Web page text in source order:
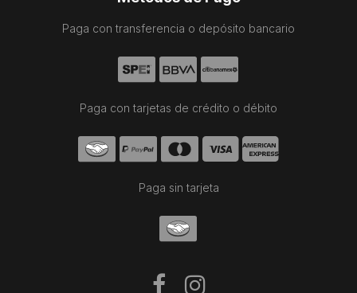
Paga con transferencia o depósito bancario
Paga con tarjetas de crédito o débito
Paga sin tarjeta